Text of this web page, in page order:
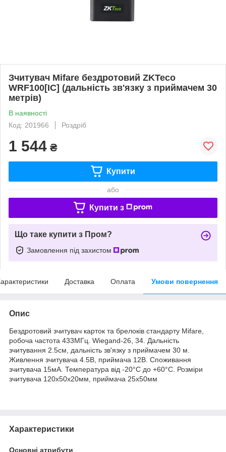
Зчитувач Mifare бездротовий ZKTeco
WRF100[IC] (дальність зв'язку з приймачем 30
метрів)
В наявності
Код: 201966
Роздріб
1 544 ₴
Купити
або
Купити з
Що таке купити з Пром?
Замовлення під захистом
Доставка Оплата Умови повернення
Опис
Бездротовий зчитувач карток та брелоків стандарту Mifare,
робоча частота 433МГц. Wiegand-26, 34. Дальність
зчитування 2.5см, дальність зв'язку з приймачем 30 м.
Живлення зчитувача 4.5В, приймача 12В. Споживання
зчитувача 15мА. Температура від -20°C до +60°C. Розміри
зчитувача 120x50x20мм, приймача 25х50мм
Характеристики
Основні атрибути